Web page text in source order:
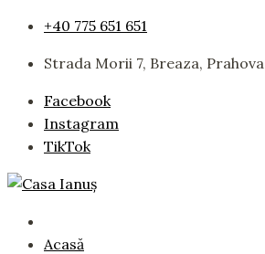
Skip
content
+40 775 651 651
Strada Morii 7, Breaza, Prahova
Facebook
Instagram
TikTok
Acasă